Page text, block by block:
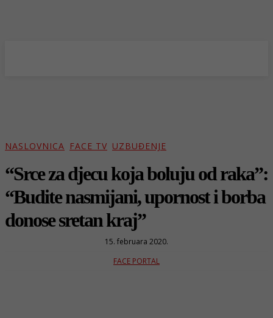
NASLOVNICA FACE TV UZBUĐENJE
“Srce za djecu koja boluju od raka”:
“Budite nasmijani, upornost i borba
donose sretan kraj”
15. februara 2020.
FACE PORTAL